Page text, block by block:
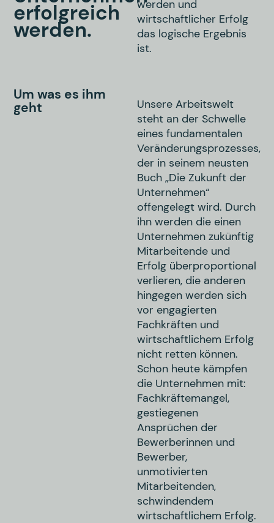
erfolgreich
werden.
werden und
wirtschaftlicher Erfolg
das logische Ergebnis
ist.
Um was es ihm
geht
Unsere Arbeitswelt
steht an der Schwelle
eines fundamentalen
Veränderungsprozesses,
der in seinem neusten
Buch „Die Zukunft der
Unternehmen“
offengelegt wird. Durch
ihn werden die einen
Unternehmen zukünftig
Mitarbeitende und
Erfolg überproportional
verlieren, die anderen
hingegen werden sich
vor engagierten
Fachkräften und
wirtschaftlichem Erfolg
nicht retten können.
Schon heute kämpfen
die Unternehmen mit:
Fachkräftemangel,
gestiegenen
Ansprüchen der
Bewerberinnen und
Bewerber,
unmotivierten
Mitarbeitenden,
schwindendem
wirtschaftlichem Erfolg.